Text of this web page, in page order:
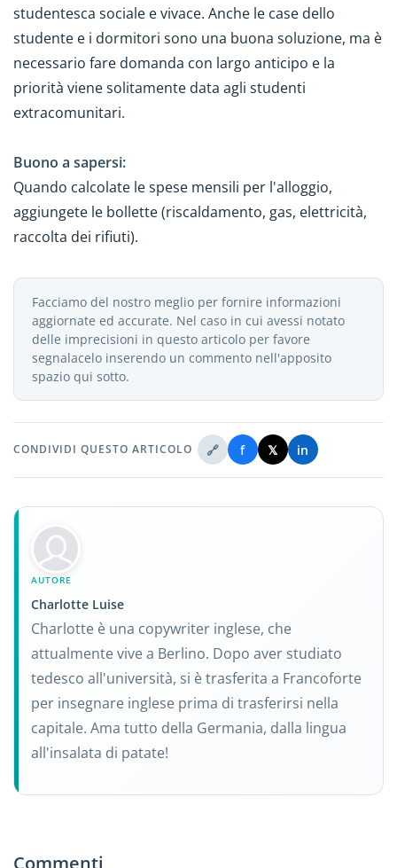
studentesca sociale e vivace. Anche le case dello
studente e i dormitori sono una buona soluzione, ma è
necessario fare domanda con largo anticipo e la
priorità viene solitamente data agli studenti
extracomunitari.
Buono a sapersi:
Quando calcolate le spese mensili per l'alloggio,
aggiungete le bollette (riscaldamento, gas, elettricità,
raccolta dei rifiuti).
Facciamo del nostro meglio per fornire informazioni
aggiornate ed accurate. Nel caso in cui avessi notato
delle imprecisioni in questo articolo per favore
segnalacelo inserendo un commento nell'apposito
spazio qui sotto.
CONDIVIDI QUESTO ARTICOLO 🔗 f 𝕏 in
AUTORE
Charlotte Luise
Charlotte è una copywriter inglese, che
attualmente vive a Berlino. Dopo aver studiato
tedesco all'università, si è trasferita a Francoforte
per insegnare inglese prima di trasferirsi nella
capitale. Ama tutto della Germania, dalla lingua
all'insalata di patate!